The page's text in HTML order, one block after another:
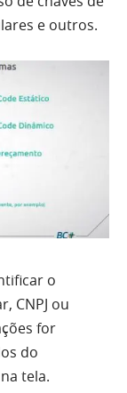
e outros.
o
CNPJ ou
for
do
tela.